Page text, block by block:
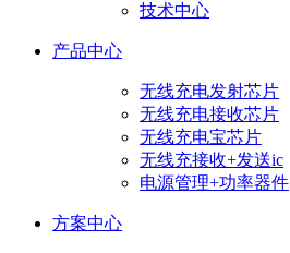
技术中心
产品中心
无线充电发射芯片
无线充电接收芯片
无线充电宝芯片
无线充接收+发送ic
电源管理+功率器件
方案中心